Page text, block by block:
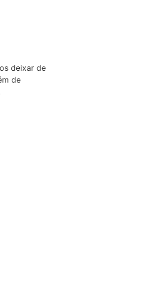
deixar de
de